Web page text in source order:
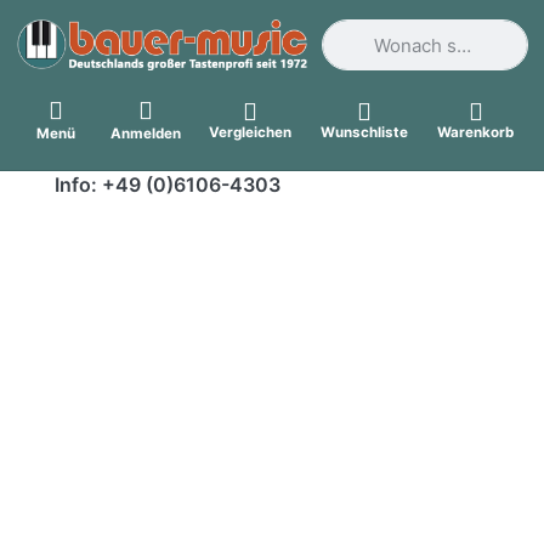
Geben Sie einen
Menü Anmelden Vergleichen Wunschliste Warenkorb
Info: +49 (0)6106-4303